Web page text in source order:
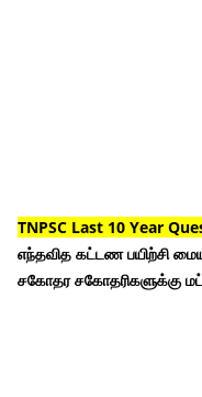
TNPSC Last 10 Year
எந்தவித கட்டண பயிற்சி
சகோதர சகோதரிகளுக்கு